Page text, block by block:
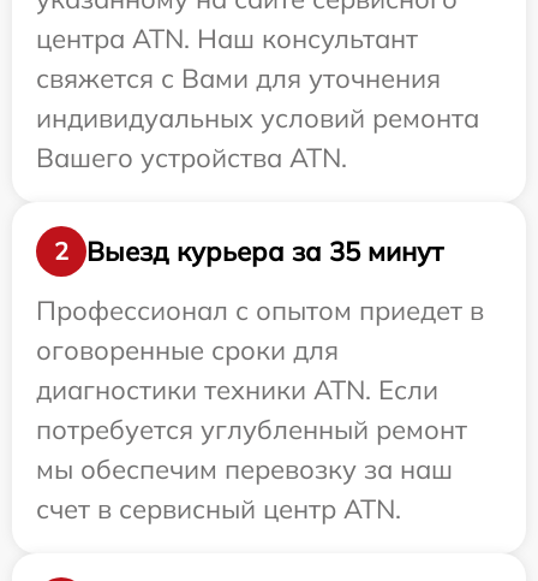
центра ATN. Наш консультант
свяжется с Вами для уточнения
индивидуальных условий ремонта
Вашего устройства ATN.
2
Выезд курьера за 35 минут
Профессионал с опытом приедет в
оговоренные сроки для
диагностики техники ATN. Если
потребуется углубленный ремонт
мы обеспечим перевозку за наш
счет в сервисный центр ATN.